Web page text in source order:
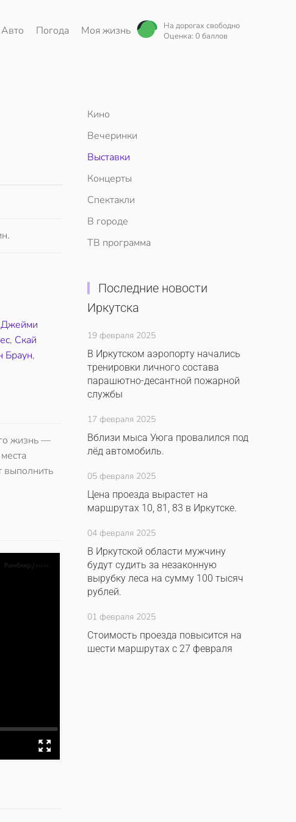
Авто Погода Моя жизнь
На дорогах свободно
Оценка: 0 баллов
Джейми
, Скай
Браун,
жизнь —
выполнить
Кино
Вечеринки
Выставки
Концерты
Спектакли
В городе
ТВ программа
Последние новости
Иркутска
19 февраля 2025
В Иркутском аэропорту начались
тренировки личного состава
парашютно-десантной пожарной
службы
17 февраля 2025
Вблизи мыса Уюга провалился под
лёд автомобиль.
05 февраля 2025
Цена проезда вырастет на
маршрутах 10, 81, 83 в Иркутске.
04 февраля 2025
В Иркутской области мужчину
будут судить за незаконную
вырубку леса на сумму 100 тысяч
рублей.
01 февраля 2025
Стоимость проезда повысится на
шести маршрутах с 27 февраля